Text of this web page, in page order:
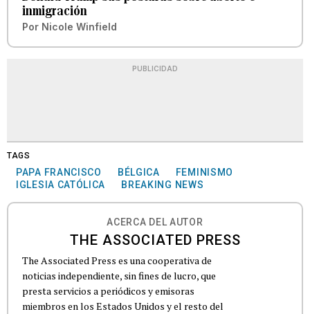
inmigración
Por Nicole Winfield
PUBLICIDAD
TAGS
PAPA FRANCISCO BÉLGICA
FEMINISMO
IGLESIA CATÓLICA
BREAKING NEWS
ACERCA DEL AUTOR
THE ASSOCIATED PRESS
The Associated Press es una cooperativa de
noticias independiente, sin fines de lucro, que
presta servicios a periódicos y emisoras
miembros en los Estados Unidos y el resto del